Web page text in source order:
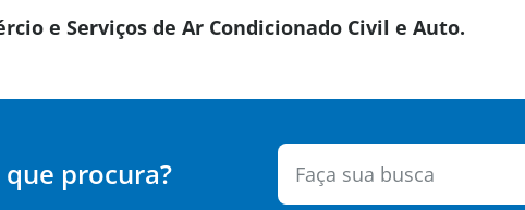
e Serviços de Ar Condicionado Civil e Auto.
procura?